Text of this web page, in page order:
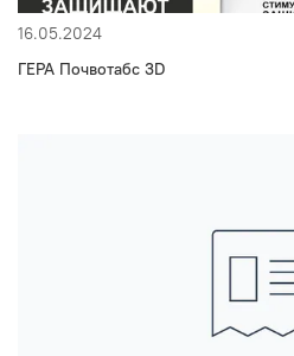
16.05.2024
ГЕРА Почвотабс 3D